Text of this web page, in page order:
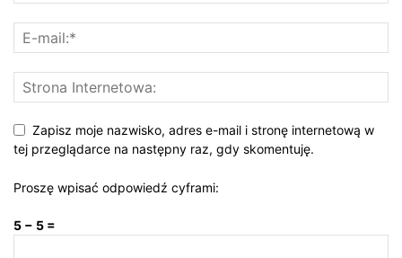
Zapisz moje nazwisko, adres e-mail i stronę internetową w
tej przeglądarce na następny raz, gdy skomentuję.
Proszę wpisać odpowiedź cyframi:
5 − 5 =